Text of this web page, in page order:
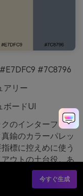
#7C8796
アリー
ボードUI
のインターフェー
鍮のカラーパレッ
標に控えめに使う
ウトの土台役。あ
カードやチャート
バー状態はスレー
今すぐ生成